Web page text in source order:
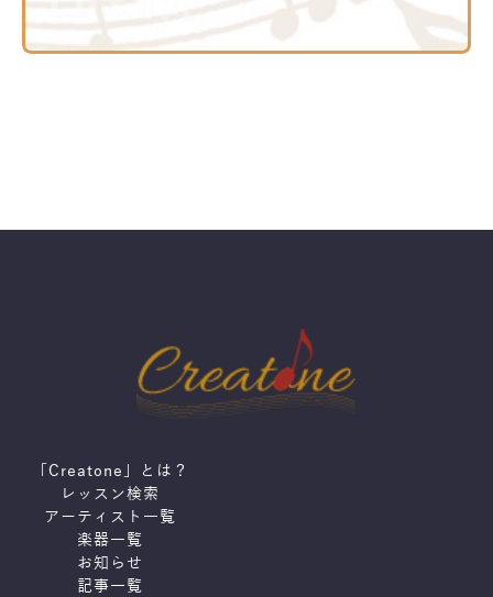
「Creatone」とは？
レッスン検索
アーティスト一覧
楽器一覧
お知らせ
記事一覧